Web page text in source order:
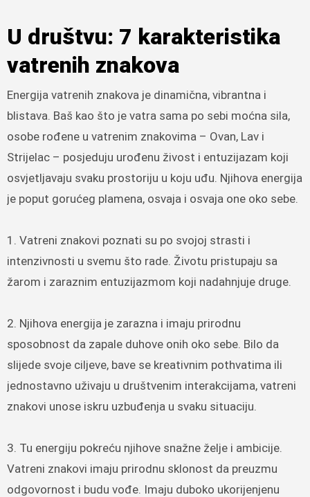
U društvu: 7 karakteristika
vatrenih znakova
Energija vatrenih znakova je dinamična, vibrantna i
blistava. Baš kao što je vatra sama po sebi moćna sila,
osobe rođene u vatrenim znakovima – Ovan, Lav i
Strijelac – posjeduju urođenu živost i entuzijazam koji
osvjetljavaju svaku prostoriju u koju uđu. Njihova energija
je poput gorućeg plamena, osvaja i osvaja one oko sebe.
1. Vatreni znakovi poznati su po svojoj strasti i
intenzivnosti u svemu što rade. Životu pristupaju sa
žarom i zaraznim entuzijazmom koji nadahnjuje druge.
2. Njihova energija je zarazna i imaju prirodnu
sposobnost da zapale duhove onih oko sebe. Bilo da
slijede svoje ciljeve, bave se kreativnim pothvatima ili
jednostavno uživaju u društvenim interakcijama, vatreni
znakovi unose iskru uzbuđenja u svaku situaciju.
3. Tu energiju pokreću njihove snažne želje i ambicije.
Vatreni znakovi imaju prirodnu sklonost da preuzmu
odgovornost i budu vođe. Imaju duboko ukorijenjenu